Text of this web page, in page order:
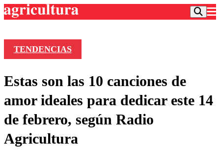
Frecuencias
Agricultura TV
Deportes
Colo Colo
Motor
Entretención
Vida Social
TENDENCIAS
Estas son las 10 canciones de
amor ideales para dedicar este 14
de febrero, según Radio
Agricultura